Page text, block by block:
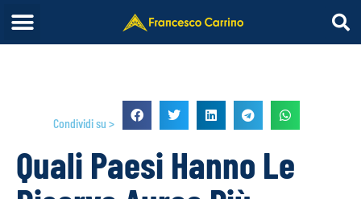
Condividi su >
Quali Paesi Hanno Le